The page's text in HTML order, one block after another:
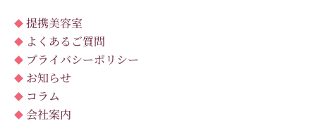
提携美容室
よくあるご質問
プライバシーポリシー
お知らせ
コラム
会社案内